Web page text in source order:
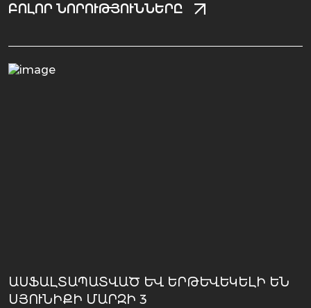
ԲՈԼՈՐ ՆՈՐՈՒԹՅՈՒՆՆԵՐԸ
ԱՍՖԱԼՏԱՊԱՏՎԱԾ ԵՒ ԵՐԹԵՒԵԿԵԼԻ ԵՆ ՍՅ
ՈՒՆԻՔԻ ՄԱՐԶԻ 3 ՃԱ